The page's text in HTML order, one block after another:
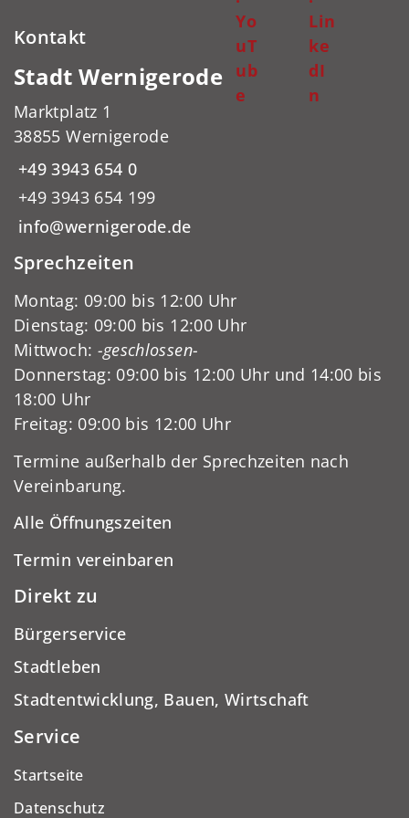
Yo
uT
ub
e
Lin
ke
dI
n
Kontakt
Stadt Wernigerode
Marktplatz 1
38855 Wernigerode
+49 3943 654 0
+49 3943 654 199
info@wernigerode.de
Sprechzeiten
Montag: 09:00 bis 12:00 Uhr
Dienstag: 09:00 bis 12:00 Uhr
Mittwoch: -geschlossen-
Donnerstag: 09:00 bis 12:00 Uhr und 14:00 bis
18:00 Uhr
Freitag: 09:00 bis 12:00 Uhr
Termine außerhalb der Sprechzeiten nach
Vereinbarung.
Alle Öffnungszeiten
Termin vereinbaren
Direkt zu
Bürgerservice
Stadtleben
Stadtentwicklung, Bauen, Wirtschaft
Service
Startseite
Datenschutz